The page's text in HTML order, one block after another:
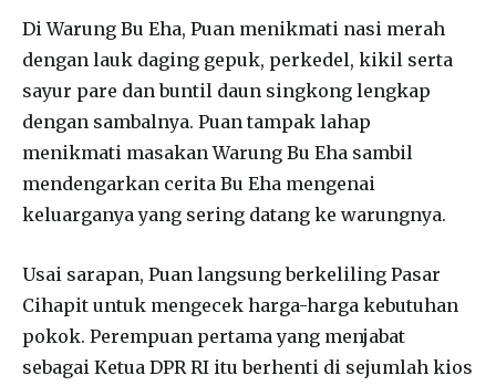
Di Warung Bu Eha, Puan menikmati nasi merah
dengan lauk daging gepuk, perkedel, kikil serta
sayur pare dan buntil daun singkong lengkap
dengan sambalnya. Puan tampak lahap
menikmati masakan Warung Bu Eha sambil
mendengarkan cerita Bu Eha mengenai
keluarganya yang sering datang ke warungnya.
Usai sarapan, Puan langsung berkeliling Pasar
Cihapit untuk mengecek harga-harga kebutuhan
pokok. Perempuan pertama yang menjabat
sebagai Ketua DPR RI itu berhenti di sejumlah kios